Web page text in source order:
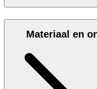
Het model draagt maat 48
tailleomvang van 84 cm en
Shirt Guide
Materiaal en